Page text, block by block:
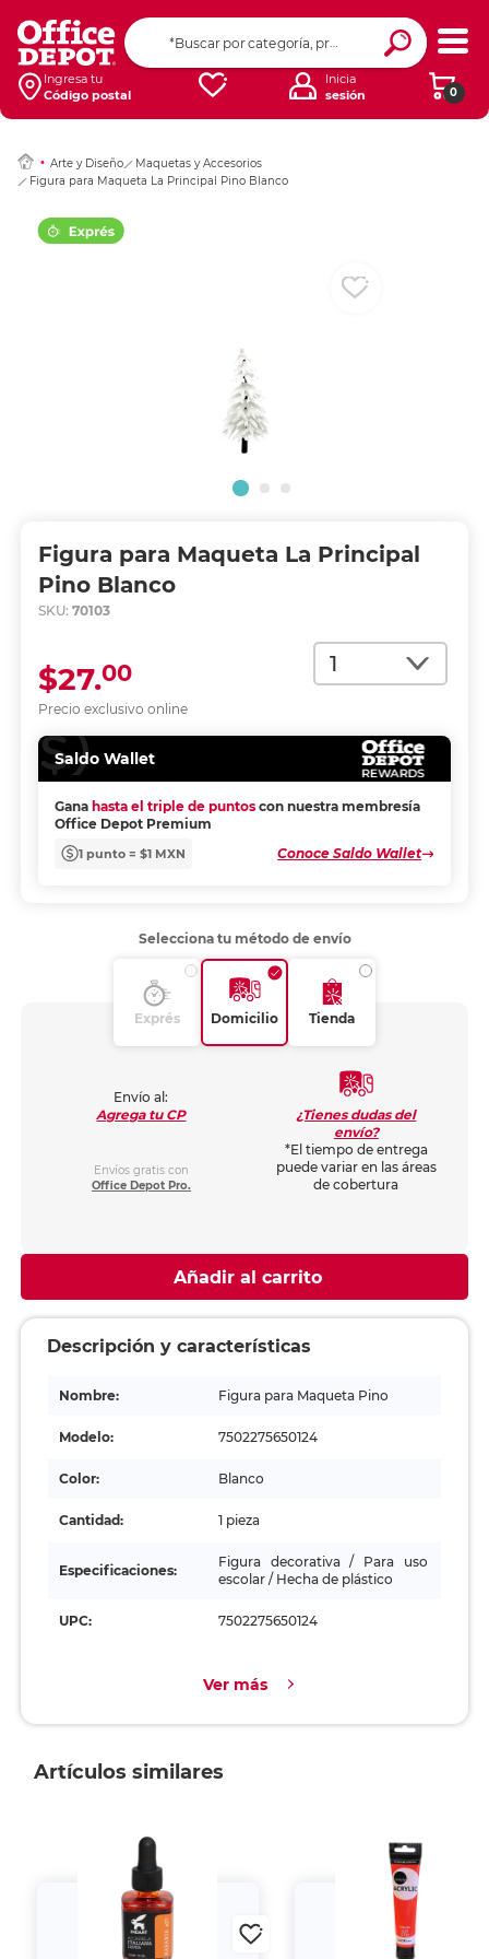
Ingresa tu
Código postal
0
Inicia
sesión
Arte y Diseño
Maquetas y Accesorios
Figura para Maqueta La Principal Pino Blanco
Figura para Maqueta La Principal
Pino Blanco
SKU: 70103
Cantidad
Precio exclusivo online
$27.00
Saldo Wallet
Gana hasta el triple de puntos con nuestra membresía
Office Depot Premium
1 punto = $1 MXN Conoce Saldo Wallet
Ingresar Codigo
Selecciona tu método de envío
Exprés Domicilio Tienda
Envío al:
Agrega tu CP
Envíos gratis con
Office Depot Pro.
¿Tienes dudas del
envío?
*El tiempo de entrega
puede variar en las áreas
de cobertura
Añadir al carrito
Descripción y características
Nombre: Figura para Maqueta Pino
Modelo: 7502275650124
Color: Blanco
Cantidad: 1 pieza
Especificaciones:
Figura decorativa / Para uso
escolar / Hecha de plástico
UPC: 7502275650124
Ver más
Artículos similares